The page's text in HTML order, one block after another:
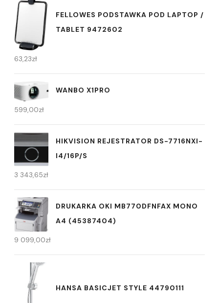
FELLOWES PODSTAWKA POD LAPTOP /
TABLET 9472602
63,23zł
WANBO X1PRO
599,00zł
HIKVISION REJESTRATOR DS-7716NXI-
I4/16P/S
3 343,65zł
DRUKARKA OKI MB770DFNFAX MONO
A4 (45387404)
9 099,00zł
HANSA BASICJET STYLE 44790111